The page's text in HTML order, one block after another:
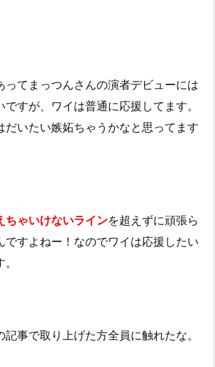
ってまっつんさんの演者デビューには
すが、ワイは普通に応援してます。
だいたい嫉妬ちゃうかなと思ってます
ちゃいけないラインを超えずに頑張ら
ですよねー！なのでワイは応援したい
事で取り上げた方全員に触れたな。